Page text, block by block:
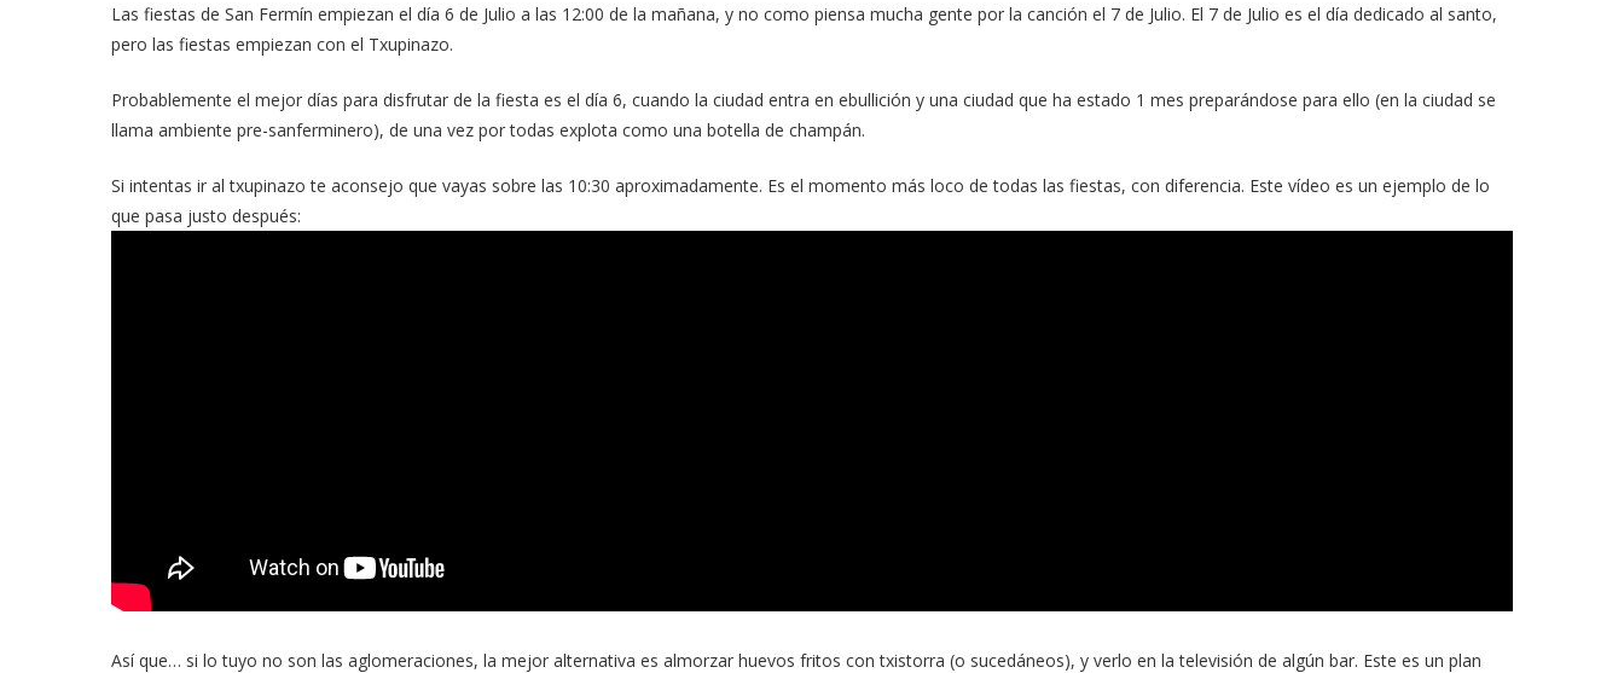
Las fiestas de San Fermín empiezan el día 6 de Julio a las 12:00 de la mañana, y no como piensa mucha gente por la canción el 7 de Julio. El 7 de Julio es el día dedicado al santo,
pero las fiestas empiezan con el Txupinazo.
Probablemente el mejor días para disfrutar de la fiesta es el día 6, cuando la ciudad entra en ebullición y una ciudad que ha estado 1 mes preparándose para ello (en la ciudad se
llama ambiente pre-sanferminero), de una vez por todas explota como una botella de champán.
Si intentas ir al txupinazo te aconsejo que vayas sobre las 10:30 aproximadamente. Es el momento más loco de todas las fiestas, con diferencia. Este vídeo es un ejemplo de lo
que pasa justo después:
Así que… si lo tuyo no son las aglomeraciones, la mejor alternativa es almorzar huevos fritos con txistorra (o sucedáneos), y verlo en la televisión de algún bar. Este es un plan